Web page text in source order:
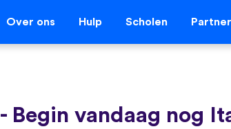
Over ons Hulp Scholen
- Begin vandaag nog